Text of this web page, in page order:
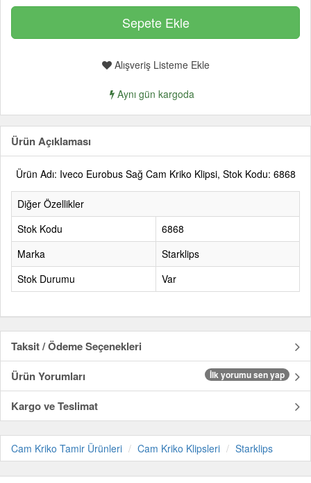
Alışveriş Listeme Ekle
Aynı gün kargoda
Ürün Açıklaması
Ürün Adı: Iveco Eurobus Sağ Cam Kriko Klipsi, Stok Kodu: 6868
Diğer Özellikler
Stok Kodu
6868
Marka
Starklips
Stok Durumu
Var
Taksit / Ödeme Seçenekleri
Ürün Yorumları
İlk yorumu sen yap
Kargo ve Teslimat
Cam Kriko Tamir Ürünleri Cam Kriko Klipsleri Starklips